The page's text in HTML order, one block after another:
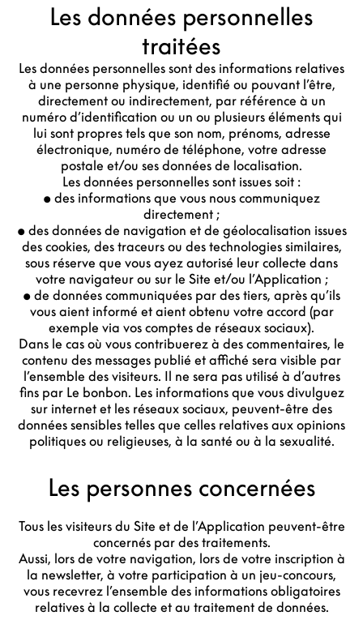
Les données personnelles
traitées
Les données personnelles sont des informations relatives
à une personne physique, identifié ou pouvant l’être,
directement ou indirectement, par référence à un
numéro d’identification ou un ou plusieurs éléments qui
lui sont propres tels que son nom, prénoms, adresse
électronique, numéro de téléphone, votre adresse
postale et/ou ses données de localisation.
Les données personnelles sont issues soit :
• des informations que vous nous communiquez
directement ;
• des données de navigation et de géolocalisation issues
des cookies, des traceurs ou des technologies similaires,
sous réserve que vous ayez autorisé leur collecte dans
votre navigateur ou sur le Site et/ou l’Application ;
• de données communiquées par des tiers, après qu’ils
vous aient informé et aient obtenu votre accord (par
exemple via vos comptes de réseaux sociaux).
Dans le cas où vous contribuerez à des commentaires, le
contenu des messages publié et affiché sera visible par
l’ensemble des visiteurs. Il ne sera pas utilisé à d’autres
fins par Le bonbon. Les informations que vous divulguez
sur internet et les réseaux sociaux, peuvent-être des
données sensibles telles que celles relatives aux opinions
politiques ou religieuses, à la santé ou à la sexualité.
Les personnes concernées
Tous les visiteurs du Site et de l’Application peuvent-être
concernés par des traitements.
Aussi, lors de votre navigation, lors de votre inscription à
la newsletter, à votre participation à un jeu-concours,
vous recevrez l’ensemble des informations obligatoires
relatives à la collecte et au traitement de données.